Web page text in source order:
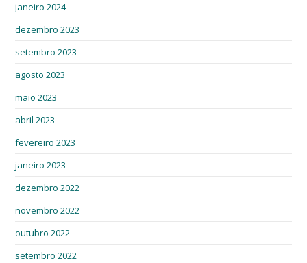
janeiro 2024
dezembro 2023
setembro 2023
agosto 2023
maio 2023
abril 2023
fevereiro 2023
janeiro 2023
dezembro 2022
novembro 2022
outubro 2022
setembro 2022